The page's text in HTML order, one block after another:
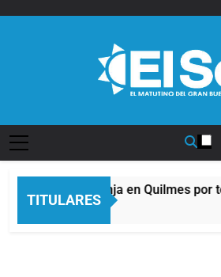
TITULARES
Alerta naranja en Quilmes por
8 Horas Atrás